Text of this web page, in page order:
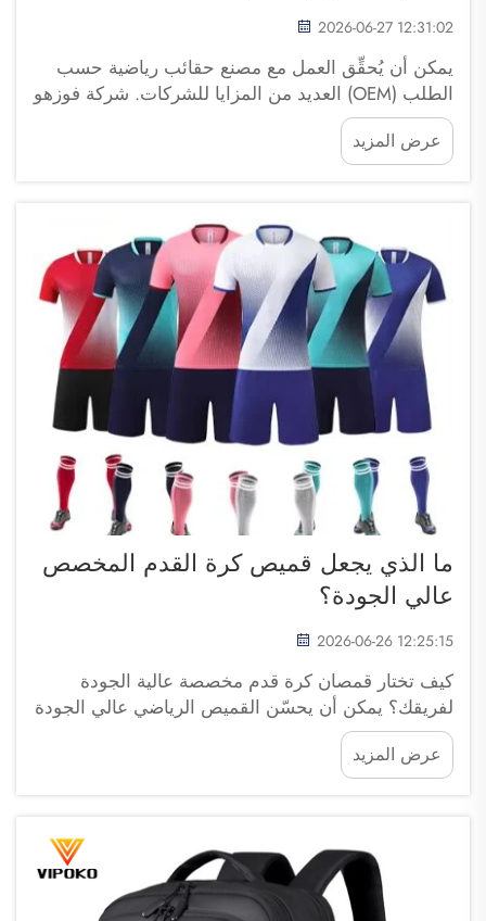
2026-06-27 12:31:02
يمكن أن يُحقِّق العمل مع مصنع حقائب رياضية حسب
الطلب (OEM) العديد من المزايا للشركات. شركة فوزهو
ساي بولانغ للتجارة هي شركة متخصصة في هذا المجال.
وعند إبرام شراكة مع مصنع حقائب رياضية مثل مصنعنا،
يمكنك الحصول على جودة عالية...
عرض المزيد
ما الذي يجعل قميص كرة القدم المخصص
عالي الجودة؟
2026-06-26 12:25:15
كيف تختار قمصان كرة قدم مخصصة عالية الجودة
لفريقك؟ يمكن أن يحسّن القميص الرياضي عالي الجودة
بشكل كبير من مظهر الفريق وراحته وثقته على أرض
الملعب. سواءً كان ذلك للأندية الهواة أو الفرق المدرسية
أو المنظمات الاحترافية، فإن...
عرض المزيد